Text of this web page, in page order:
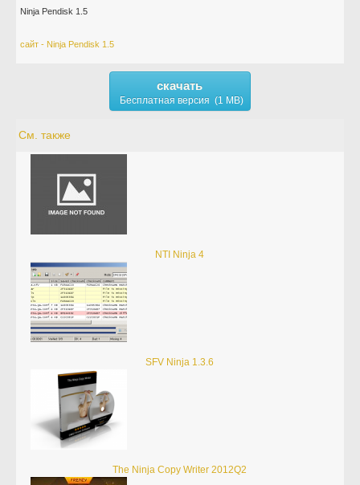
Ninja Pendisk 1.5
сайт - Ninja Pendisk 1.5
скачать
Бесплатная версия (1 MB)
См. также
NTI Ninja 4
SFV Ninja 1.3.6
The Ninja Copy Writer 2012Q2